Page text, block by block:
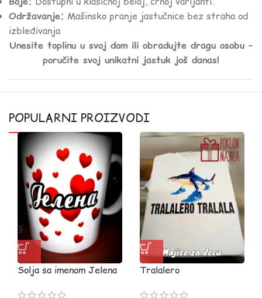
Održavanje: Mašinsko pranje jastučnice bez straha od
izbleđivanja
Unesite toplinu u svoj dom ili obradujte dragu osobu –
poručite svoj unikatni jastuk još danas!
POPULARNI PROIZVODI
Solja sa imenom Jelena Tralalero